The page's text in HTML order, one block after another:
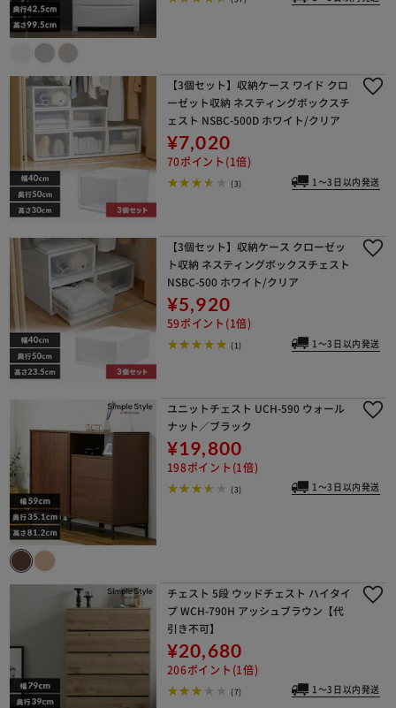
【3個セット】収納ケース ワイド クロ
ーゼット収納 ネスティングボックスチ
ェスト NSBC-500D ホワイト/クリア
¥7,020
70ポイント(1倍)
(3) 1～3日以内発送
【3個セット】収納ケース クローゼッ
ト収納 ネスティングボックスチェスト
NSBC-500 ホワイト/クリア
¥5,920
59ポイント(1倍)
(1) 1～3日以内発送
ユニットチェスト UCH-590 ウォール
ナット／ブラック
¥19,800
198ポイント(1倍)
(3) 1～3日以内発送
チェスト 5段 ウッドチェスト ハイタイ
プ WCH-790H アッシュブラウン【代
引き不可】
¥20,680
206ポイント(1倍)
(7) 1～3日以内発送